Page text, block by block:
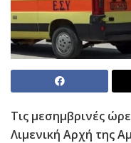
Τις μεσημβρινές
Λιμενική Αρχή της